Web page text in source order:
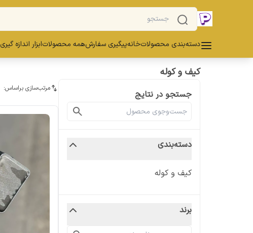
دسته‌بندی محصولاتخانهپیگیری سفارشهمه محصولاتابزار اندازه گیری
کیف و کوله
جستجو در نتایج
دسته‌بندی
کیف و کوله
برند
مرتب‌سازی براساس: